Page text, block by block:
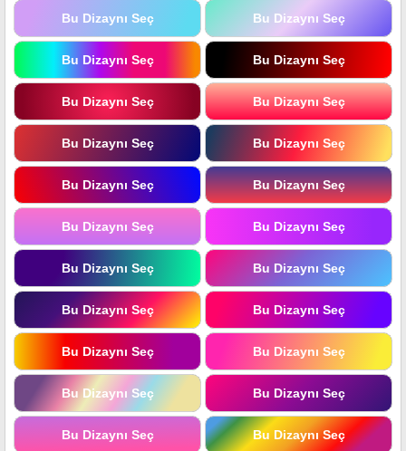
Bu Dizaynı Seç Bu Dizaynı Seç
Bu Dizaynı Seç Bu Dizaynı Seç
Bu Dizaynı Seç Bu Dizaynı Seç
Bu Dizaynı Seç Bu Dizaynı Seç
Bu Dizaynı Seç Bu Dizaynı Seç
Bu Dizaynı Seç Bu Dizaynı Seç
Bu Dizaynı Seç Bu Dizaynı Seç
Bu Dizaynı Seç Bu Dizaynı Seç
Bu Dizaynı Seç Bu Dizaynı Seç
Bu Dizaynı Seç Bu Dizaynı Seç
Bu Dizaynı Seç Bu Dizaynı Seç